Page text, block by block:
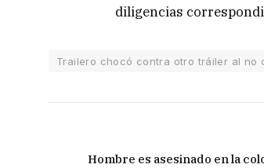
diligencias
Trailero chocó contra otro tráiler al no
Hombre es asesinado en la